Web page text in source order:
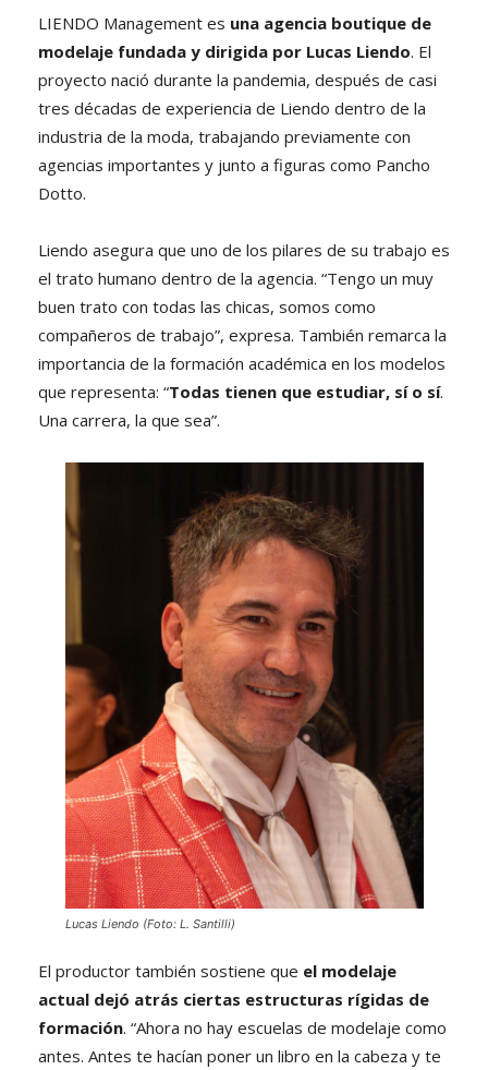
LIENDO Management es una agencia boutique de
modelaje fundada y dirigida por Lucas Liendo. El
proyecto nació durante la pandemia, después de casi
tres décadas de experiencia de Liendo dentro de la
industria de la moda, trabajando previamente con
agencias importantes y junto a figuras como Pancho
Dotto.
Liendo asegura que uno de los pilares de su trabajo es
el trato humano dentro de la agencia. “Tengo un muy
buen trato con todas las chicas, somos como
compañeros de trabajo”, expresa. También remarca la
importancia de la formación académica en los modelos
que representa: “Todas tienen que estudiar, sí o sí.
Una carrera, la que sea”.
Lucas Liendo (Foto: L. Santilli)
El productor también sostiene que el modelaje
actual dejó atrás ciertas estructuras rígidas de
formación. “Ahora no hay escuelas de modelaje como
antes. Antes te hacían poner un libro en la cabeza y te